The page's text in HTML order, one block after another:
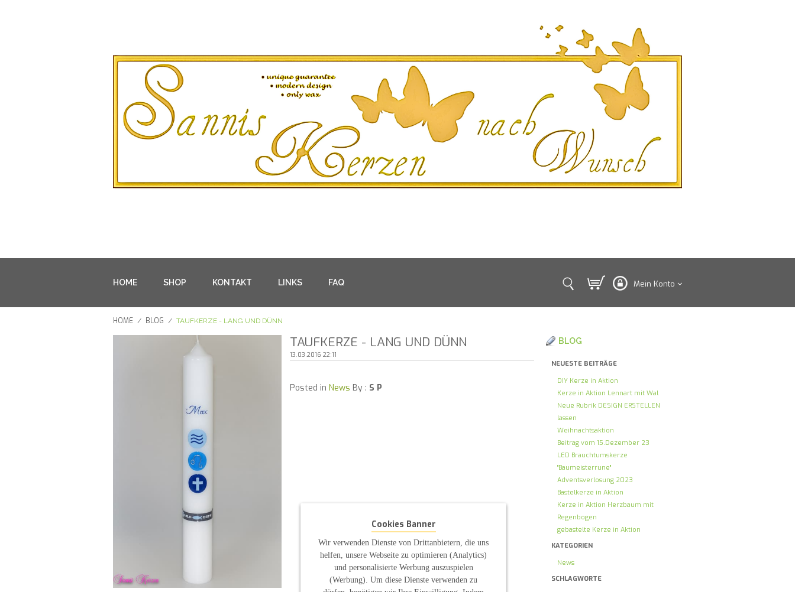
Mein Konto
HOME SHOP KONTAKT LINKS FAQ
HOME / BLOG / TAUFKERZE - LANG UND DÜNN
TAUFKERZE - LANG UND DÜNN
13.03.2016 22:11
Posted in News By : S P
BLOG
NEUESTE BEITRÄGE
DIY Kerze in Aktion
Kerze in Aktion Lennart mit Wal
Neue Rubrik DESIGN ERSTELLEN
lassen
Weihnachtsaktion
Beitrag vom 15.Dezember 23
LED Brauchtumskerze
"Baumeisterrune"
Adventsverlosung 2023
Bastelkerze in Aktion
Kerze in Aktion Herzbaum mit
Regenbogen
gebastelte Kerze in Aktion
KATEGORIEN
News
SCHLAGWORTE
Cookies Banner
Wir verwenden Dienste von Drittanbietern, die uns
helfen, unsere Webseite zu optimieren (Analytics)
und personalisierte Werbung auszuspielen
(Werbung). Um diese Dienste verwenden zu